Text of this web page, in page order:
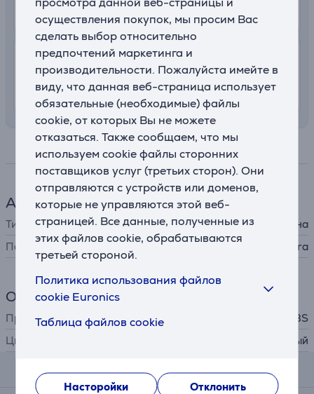
осуществления покупок, мы просим Вас
сделать выбор относительно
предпочтений маркетинга и
производительности. Пожалуйста имейте в
виду, что данная веб-страница использует
обязательные (необходимые) файлы
cookie, от которых Вы не можете
отказаться. Также сообщаем, что мы
используем cookie файлы сторонних
поставщиков услуг (третьих сторон). Они
отправляются с устройств или доменов,
которые не управляются этой веб-
страницей. Все данные, полученные из
этих файлов cookie, обрабатываются
третьей стороной.
Политика использования файлов
cookie Euronics
Таблица файлов cookie
Насторойки
Отклонить
10. - 14. августа
Доставка с заносом на територии
Латвии
10. - 12. августа
Спецификация
Аксессуар для телефона
Тип
защитное стекло для экрана
Подходит для телефонов
Samsung Galaxy S25 Ultra
Общий параметр
Производитель
SBS
Цвет
прозрачный
Отзывы